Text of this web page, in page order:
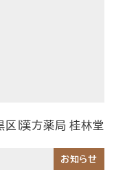
区∣漢方薬局 桂林堂
お知らせ